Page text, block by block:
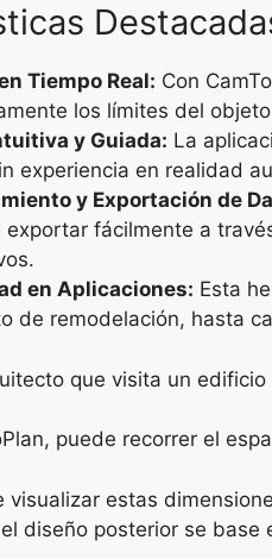
Tiempo Real: Con
los límites del
y Guiada: La
experiencia en realidad
y Exportación de
exportar fácilmente a
en Aplicaciones: Esta
de remodelación, hasta
que visita un
puede recorrer el
visualizar estas
diseño posterior se base